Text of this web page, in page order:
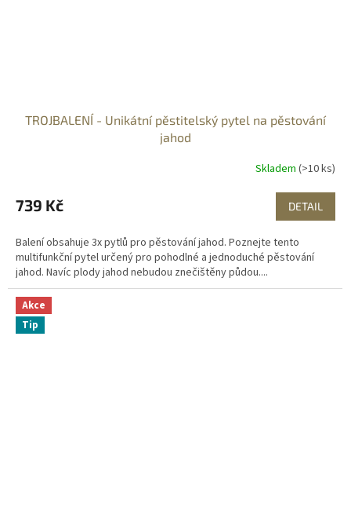
TROJBALENÍ - Unikátní pěstitelský pytel na pěstování
jahod
Skladem (>10 ks)
739 Kč DETAIL
Balení obsahuje 3x pytlů pro pěstování jahod. Poznejte tento
multifunkční pytel určený pro pohodlné a jednoduché pěstování
jahod. Navíc plody jahod nebudou znečištěny půdou....
Akce
Tip